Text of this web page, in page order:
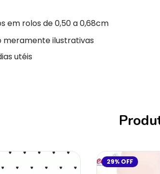
em rolos de 0,50 a 0,68cm
meramente ilustrativas
utéis
29% OFF